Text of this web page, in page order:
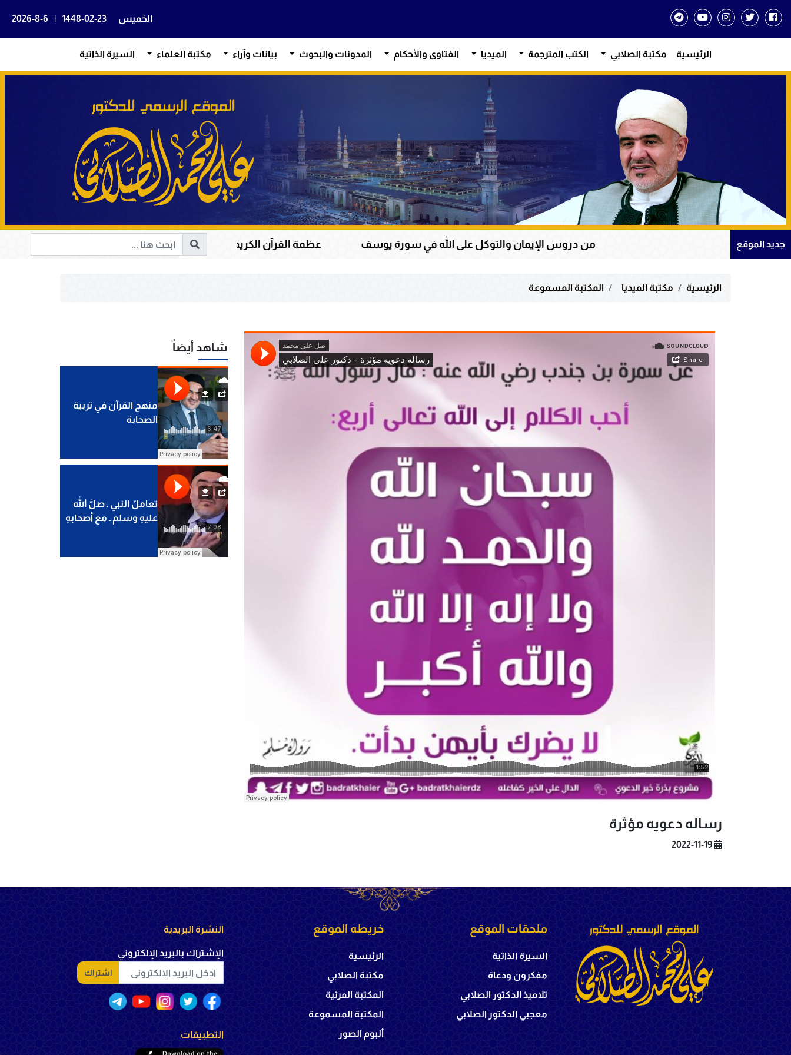
الخميس 1448-02-23
|
2026-8-6
الرئيسية مكتبة الصلابي الكتب المترجمة الميديا الفتاوى والأحكام المدونات والبحوث بيانات وآراء مكتبة العلماء السيرة الذاتية
جديد الموقع من دروس الإيمان والتوكل على الله في سورة يوسف عظمة القرآن الكريم في هداية القلوب وإصلاح المجتمعات وقيادة الإنسانية إلى الحق والخير
الرئيسية مكتبة الميديا المكتبة المسموعة
رساله دعويه مؤثرة
2022-11-19
شاهد أيضاً
منهج القرآن في تربية
الصحابة
تعاملُ النبي ـ صلَّ الله
عليهِ وسلم ـ مع أصحابهِ
ملحقات الموقع
السيرة الذاتية
مفكرون ودعاة
تلاميذ الدكتور الصلابي
معجبي الدكتور الصلابي
خريطه الموقع
الرئيسية
مكتبة الصلابي
المكتبة المرئية
المكتبة المسموعة
ألبوم الصور
النشرة البريدية
الإشتراك بالبريد الإلكتروني
اشتراك
التطبيقات